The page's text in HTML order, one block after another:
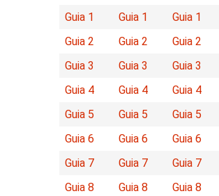
Guia 1
Guia 1 Guia 1
Guia 2
Guia 2 Guia 2
Guia 3
Guia 3 Guia 3
Guia 4
Guia 4 Guia 4
Guia 5
Guia 5 Guia 5
Guia 6
Guia 6 Guia 6
Guia 7
Guia 7 Guia 7
Guia 8
Guia 8 Guia 8